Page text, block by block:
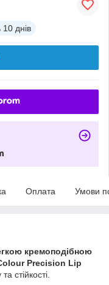
10 днів
Оплата Умови
кремоподібною
Precision Lip
стійкості.